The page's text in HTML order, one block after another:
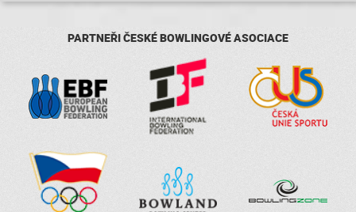
PARTNEŘI ČESKÉ BOWLINGOVÉ ASOCIACE